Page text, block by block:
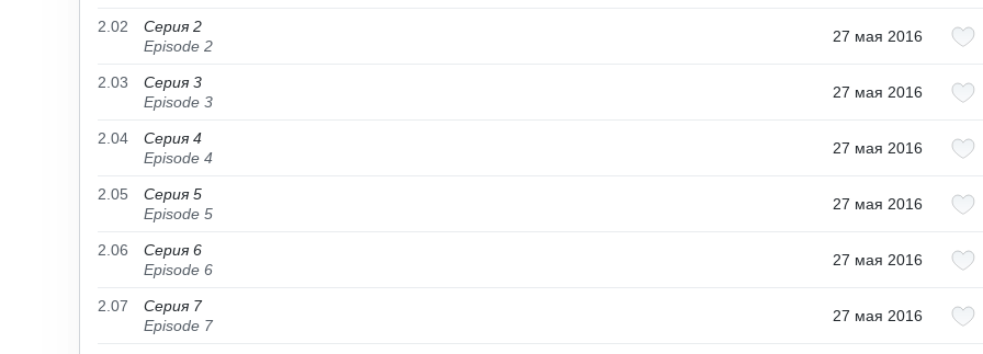
2.02
Серия 2
Episode 2
27 мая 2016
2.03
Серия 3
Episode 3
27 мая 2016
2.04
Серия 4
Episode 4
27 мая 2016
2.05
Серия 5
Episode 5
27 мая 2016
2.06
Серия 6
Episode 6
27 мая 2016
2.07
Серия 7
Episode 7
27 мая 2016